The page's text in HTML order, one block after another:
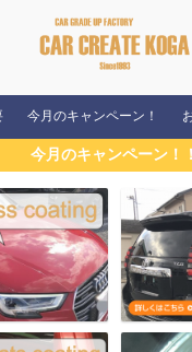
今月のキャンペーン！
今月のキャンペーン！！